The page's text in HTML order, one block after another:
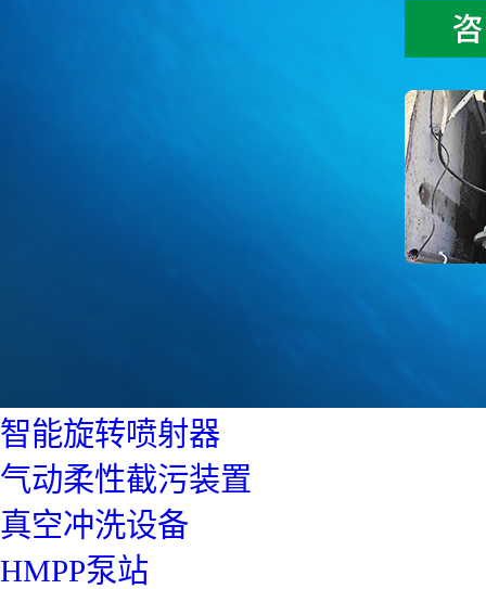
智能旋转喷射器
气动柔性截污装置
真空冲洗设备
HMPP泵站